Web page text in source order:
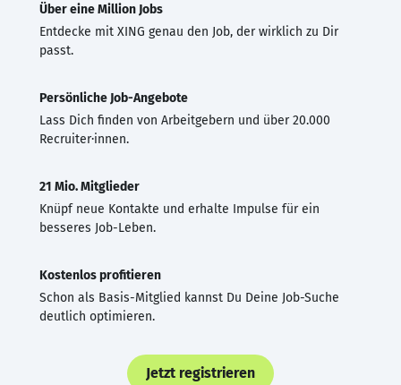
Über eine Million Jobs
Entdecke mit XING genau den Job, der wirklich zu Dir
passt.
Persönliche Job-Angebote
Lass Dich finden von Arbeitgebern und über 20.000
Recruiter·innen.
21 Mio. Mitglieder
Knüpf neue Kontakte und erhalte Impulse für ein
besseres Job-Leben.
Kostenlos profitieren
Schon als Basis-Mitglied kannst Du Deine Job-Suche
deutlich optimieren.
Jetzt registrieren